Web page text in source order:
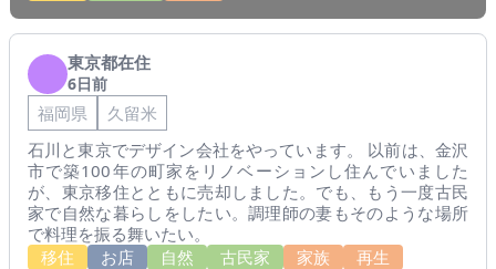
東京都在住
6日前
福岡県
久留米
石川と東京でデザイン会社をやっています。 以前は、金沢
市で築100年の町家をリノベーションし住んでいました
が、東京移住とともに売却しました。でも、もう一度古民
家で自然な暮らしをしたい。調理師の妻もそのような場所
で料理を振る舞いたい。
移住
お店 自然 古民家 家族 再生